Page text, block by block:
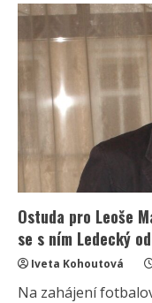
Janka
Ledeckého
je
muzikant
uznávaný
výtvarník:
Jonáše
v
tvorbě
neomezuje
barvoslepost
Ostuda pro Leoše
se s ním Ledecký
Iveta Kohoutová
Na zahájení